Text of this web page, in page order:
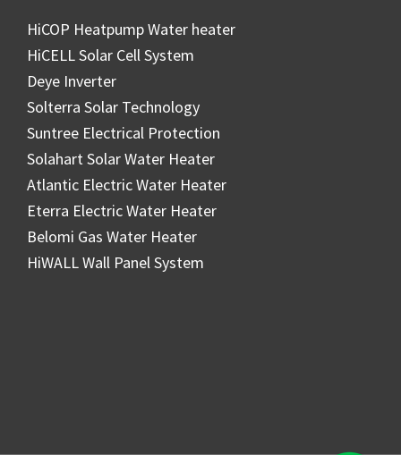
HiCOP Heatpump Water heater
HiCELL Solar Cell System
Deye Inverter
Solterra Solar Technology
Suntree Electrical Protection
Solahart Solar Water Heater
Atlantic Electric Water Heater
Eterra Electric Water Heater
Belomi Gas Water Heater
HiWALL Wall Panel System